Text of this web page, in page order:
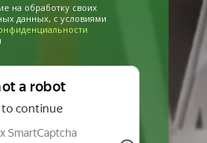
на обработку своих
данных, с условиями